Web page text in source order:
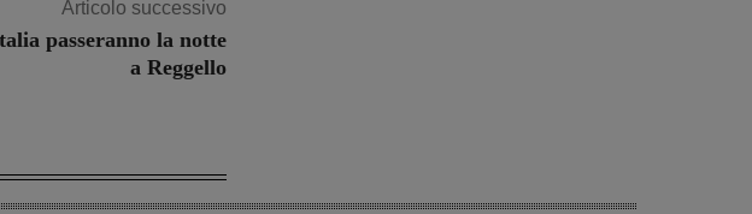
Articolo successivo
passeranno la notte
a Reggello